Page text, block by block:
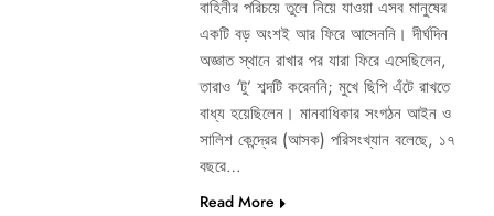
বাহিনীর পরিচয়ে তুলে নিয়ে যাওয়া এসব মানুষের
একটি বড় অংশই আর ফিরে আসেননি। দীর্ঘদিন
অজ্ঞাত স্থানে রাখার পর যারা ফিরে এসেছিলেন,
তারাও ‘টু’ শব্দটি করেননি; মুখে ছিপি এঁটে রাখতে
বাধ্য হয়েছিলেন। মানবাধিকার সংগঠন আইন ও
সালিশ কেন্দ্রের (আসক) পরিসংখ্যান বলেছে, ১৭
বছরে…
Read More